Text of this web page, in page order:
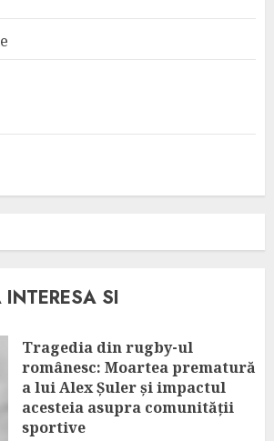
INTERESA SI
Tragedia din rugby-ul
românesc: Moartea prematură
a lui Alex Șuler și impactul
acesteia asupra comunității
sportive